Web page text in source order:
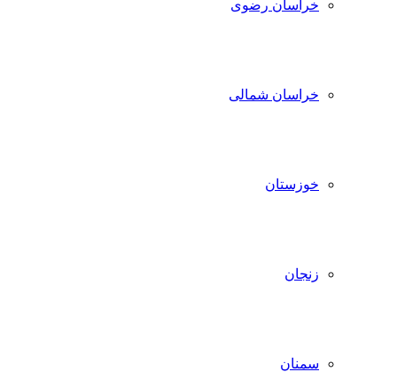
خراسان رضوی
خراسان شمالی
خوزستان
زنجان
سمنان